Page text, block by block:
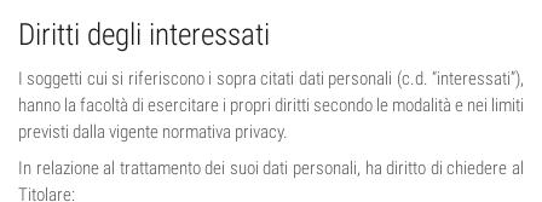
Diritti degli interessati
I soggetti cui si riferiscono i sopra citati dati personali (c.d. “interessati”),
hanno la facoltà di esercitare i propri diritti secondo le modalità e nei limiti
previsti dalla vigente normativa privacy.
In relazione al trattamento dei suoi dati personali, ha diritto di chiedere al
Titolare: